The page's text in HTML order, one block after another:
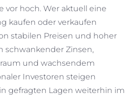
vor hoch. Wer aktuell eine
kaufen oder verkaufen
stabilen Preisen und hoher
schwankender Zinsen,
und wachsendem
Investoren steigen
gefragten Lagen weiterhin im